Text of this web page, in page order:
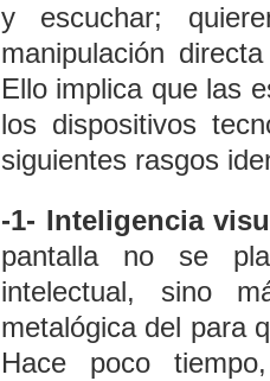
y escuchar;
manipulación
Ello implica que las
los dispositivos
siguientes rasgos
-1- Inteligencia
pantalla no se
intelectual, sino
metalógica del para
Hace poco